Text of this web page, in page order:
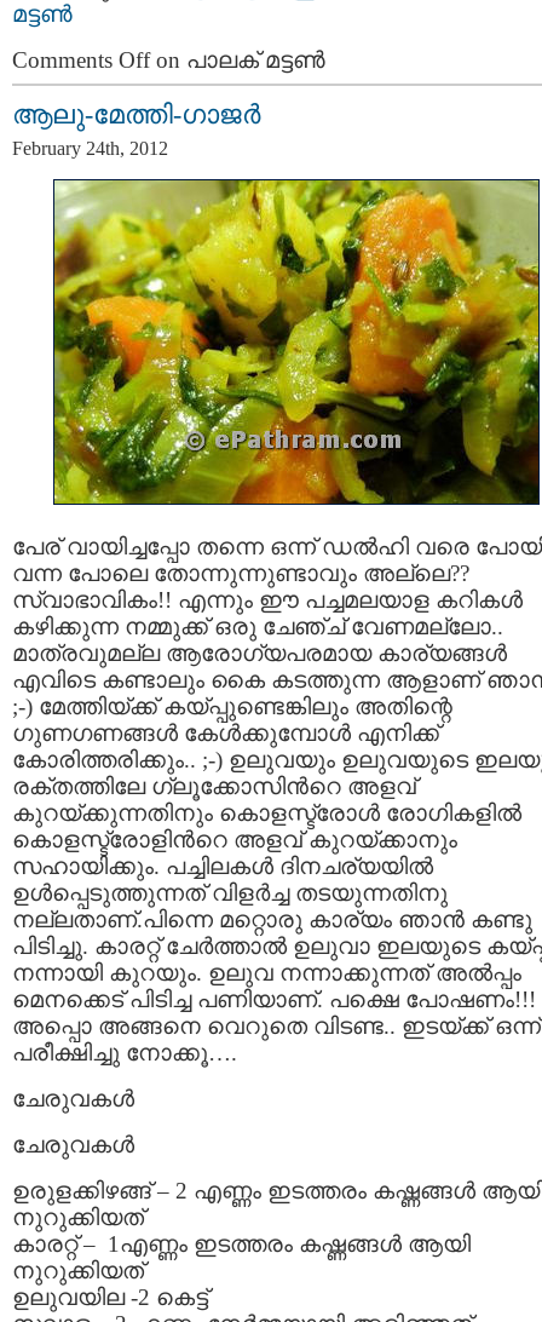
മട്ടണ്‍
Comments Offon പാലക് മട്ടണ്‍
ആലു-മേത്തി-ഗാജര്‍
February 24th, 2012
പേര് വായിച്ചപ്പോ തന്നെ ഒന്ന് ഡല്‍ഹി വരെ
വന്ന പോലെ തോന്നുന്നുണ്ടാവും അല്ലെ??
സ്വാഭാവികം!! എന്നും ഈ പച്ചമലയാള കറികള്‍
കഴിക്കുന്ന നമ്മുക്ക് ഒരു ചേഞ്ച്‌ വേണമല്ലോ..
മാത്രവുമല്ല ആരോഗ്യപരമായ കാര്യങ്ങള്‍
എവിടെ കണ്ടാലും കൈ കടത്തുന്ന ആളാണ്‌
;-) മേത്തിയ്ക്ക് കയ്പ്പുണ്ടെങ്കിലും അതിന്റെ
ഗുണഗണങ്ങള്‍ കേള്‍ക്കുമ്പോള്‍ എനിക്ക്
കോരിത്തരിക്കും.. ;-) ഉലുവയും ഉലുവയുടെ
രക്തത്തിലേ ഗ്ലൂക്കോസിന്‍റെ അളവ്
കുറയ്ക്കുന്നതിനും കൊളസ്ട്രോള്‍ രോഗികളില്‍
കൊളസ്ട്രോളിന്‍റെ അളവ് കുറയ്ക്കാനും
സഹായിക്കും. പച്ചിലകള്‍ ദിനചര്യയില്‍
ഉള്‍‌പ്പെടുത്തുന്നത് വിളര്‍ച്ച തടയുന്നതിനു
നല്ലതാണ്.പിന്നെ മറ്റൊരു കാര്യം ഞാന്‍ കണ്ടു
പിടിച്ചു. കാരറ്റ്‌ ചേര്‍ത്താല്‍ ഉലുവാ ഇലയുടെ
നന്നായി കുറയും. ഉലുവ നന്നാക്കുന്നത് അല്‍പ്പം
മെനക്കെട് പിടിച്ച പണിയാണ്. പക്ഷെ പോഷണം!!!
അപ്പൊ അങ്ങനെ വെറുതെ വിടണ്ട.. ഇടയ്ക്ക് ഒന്ന്
പരീക്ഷിച്ചു നോക്കൂ….
ചേരുവകള്‍
ചേരുവകള്‍
ഉരുളക്കിഴങ്ങ് – 2 എണ്ണം ഇടത്തരം കഷ്ണങ്ങള്‍
നുറുക്കിയത്
കാരറ്റ് – 1എണ്ണം ഇടത്തരം കഷ്ണങ്ങള്‍ ആയി
നുറുക്കിയത്
ഉലുവയില -2 കെട്ട്